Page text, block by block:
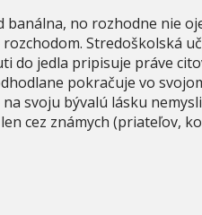
banálna, no rozhodne nie
rozchodom. Stredoškolská
do jedla pripisuje práve
pokračuje vo
na svoju bývalú lásku
cez známych (priateľov,